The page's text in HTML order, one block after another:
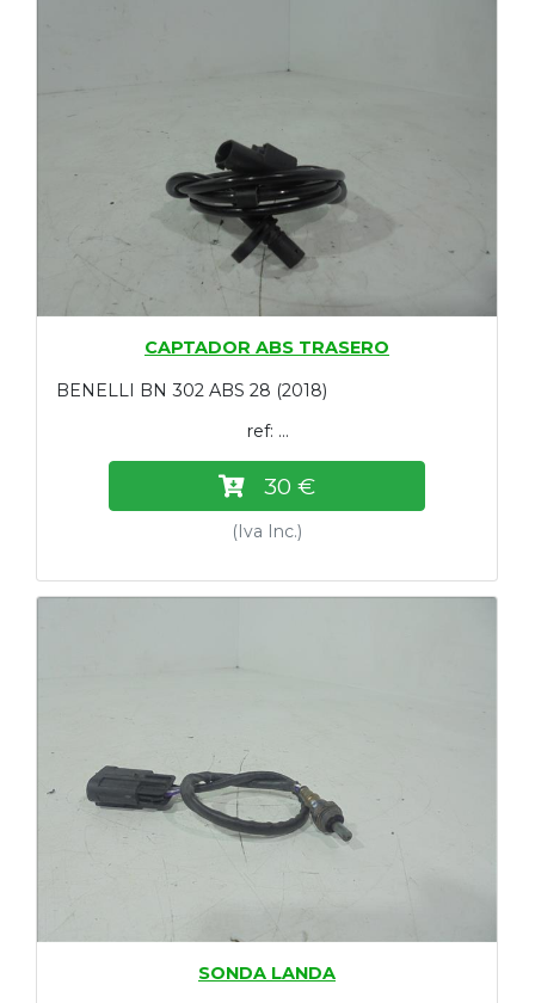
CAPTADOR ABS TRASERO
BENELLI BN 302 ABS 28 (2018)
ref: ...
30 €
(Iva Inc.)
SONDA LANDA